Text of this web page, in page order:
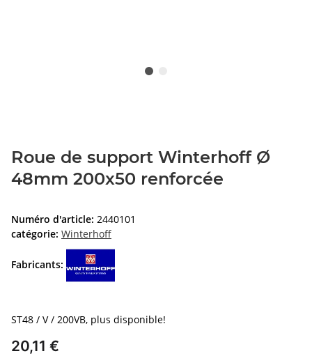
Roue de support Winterhoff Ø
48mm 200x50 renforcée
Numéro d'article: 2440101
catégorie: Winterhoff
Fabricants:
ST48 / V / 200VB, plus disponible!
20,11 €